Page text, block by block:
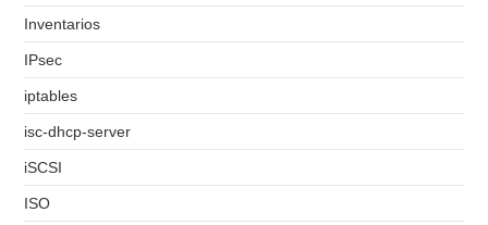
Inventarios
IPsec
iptables
isc-dhcp-server
iSCSI
ISO